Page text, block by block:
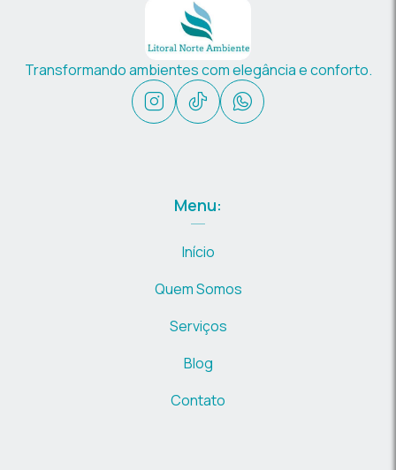
Transformando ambientes com elegância e conforto.
Menu:
Início
Quem Somos
Serviços
Blog
Contato